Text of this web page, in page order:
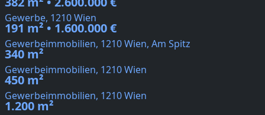
Gewerbe, 1210 Wien
191 m² • 1.600.000 €
Gewerbeimmobilien, 1210 Wien, Am Spitz
340 m²
Gewerbeimmobilien, 1210 Wien
450 m²
Gewerbeimmobilien, 1210 Wien
1.200 m²